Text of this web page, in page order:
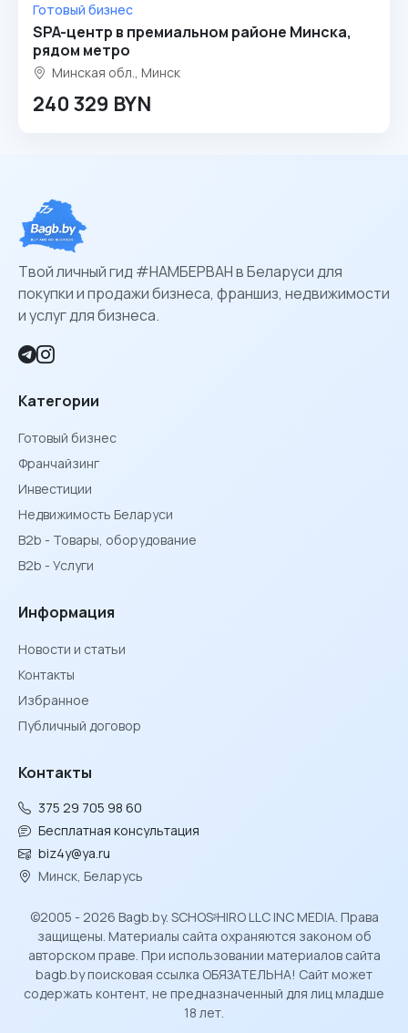
Готовый бизнес
SPA-центр в премиальном районе Минска,
рядом метро
Минская обл., Минск
240 329 BYN
Твой личный гид #НАМБЕРВАН в Беларуси для
покупки и продажи бизнеса, франшиз, недвижимости
и услуг для бизнеса.
Категории
Готовый бизнес
Франчайзинг
Инвестиции
Недвижимость Беларуси
B2b - Товары, оборудование
B2b - Услуги
Информация
Новости и статьи
Контакты
Избранное
Публичный договор
Контакты
375 29 705 98 60
Бесплатная консультация
biz4y@ya.ru
Минск, Беларусь
©2005 - 2026 Bagb.by. SCHOSᶳHIRO LLC INC MEDIA. Права
защищены. Материалы сайта охраняются законом об
авторском праве. При использовании материалов сайта
bagb.by поисковая ссылка ОБЯЗАТЕЛЬНА! Сайт может
содержать контент, не предназначенный для лиц младше
18 лет.